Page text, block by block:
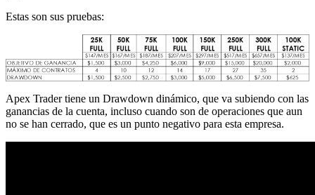
Estas son sus pruebas:
Apex Trader tiene un Drawdown dinámico, que va subiendo con las
ganancias de la cuenta, incluso cuando son de operaciones que aun
no se han cerrado, que es un punto negativo para esta empresa.